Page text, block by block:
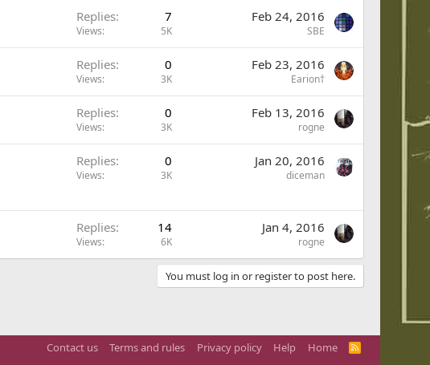
Replies 7
Views 5K
Feb 24, 2016
SBE
Replies 0
Views 3K
Feb 23, 2016
Earion†
Replies 0
Views 3K
Feb 13, 2016
rogne
Replies 0
Views 3K
Jan 20, 2016
diceman
Replies 14
Views 6K
Jan 4, 2016
rogne
You must log in or register to post here.
Contact us Terms and rules Privacy policy Help Home
R